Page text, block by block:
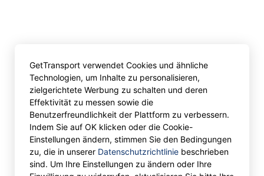
GetTransport verwendet Cookies und ähnliche
Technologien, um Inhalte zu personalisieren,
zielgerichtete Werbung zu schalten und deren
Effektivität zu messen sowie die
Benutzerfreundlichkeit der Plattform zu verbessern.
Indem Sie auf OK klicken oder die Cookie-
Einstellungen ändern, stimmen Sie den Bedingungen
zu, die in unserer Datenschutzrichtlinie beschrieben
sind. Um Ihre Einstellungen zu ändern oder Ihre